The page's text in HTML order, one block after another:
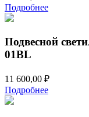
Подробнее
Подвесной
01BL
11 600,00 ₽
Подробнее